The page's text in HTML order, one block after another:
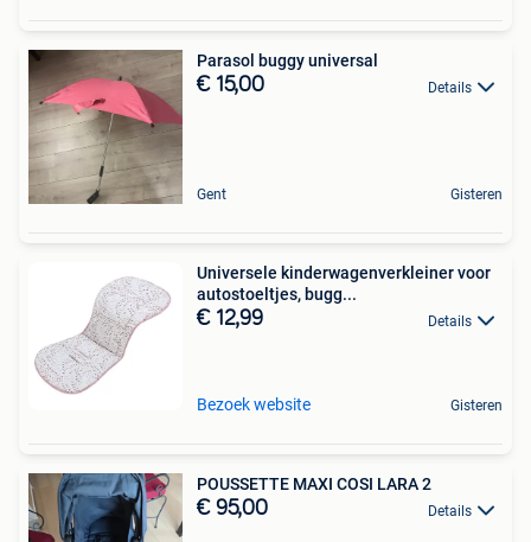
Parasol buggy universal
€ 15,00 Details
Gent Gisteren
Universele kinderwagenverkleiner voor
autostoeltjes, bugg...
€ 12,99 Details
Bezoek website Gisteren
POUSSETTE MAXI COSI LARA 2
€ 95,00 Details